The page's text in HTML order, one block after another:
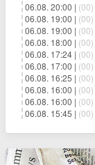
06.08. 20:00 | (00)
06.08. 19:00 | (00)
06.08. 19:00 | (00)
06.08. 18:00 | (00)
06.08. 17:24 | (00)
06.08. 17:00 | (00)
06.08. 16:25 | (00)
06.08. 16:00 | (00)
06.08. 16:00 | (00)
06.08. 15:45 | (00)